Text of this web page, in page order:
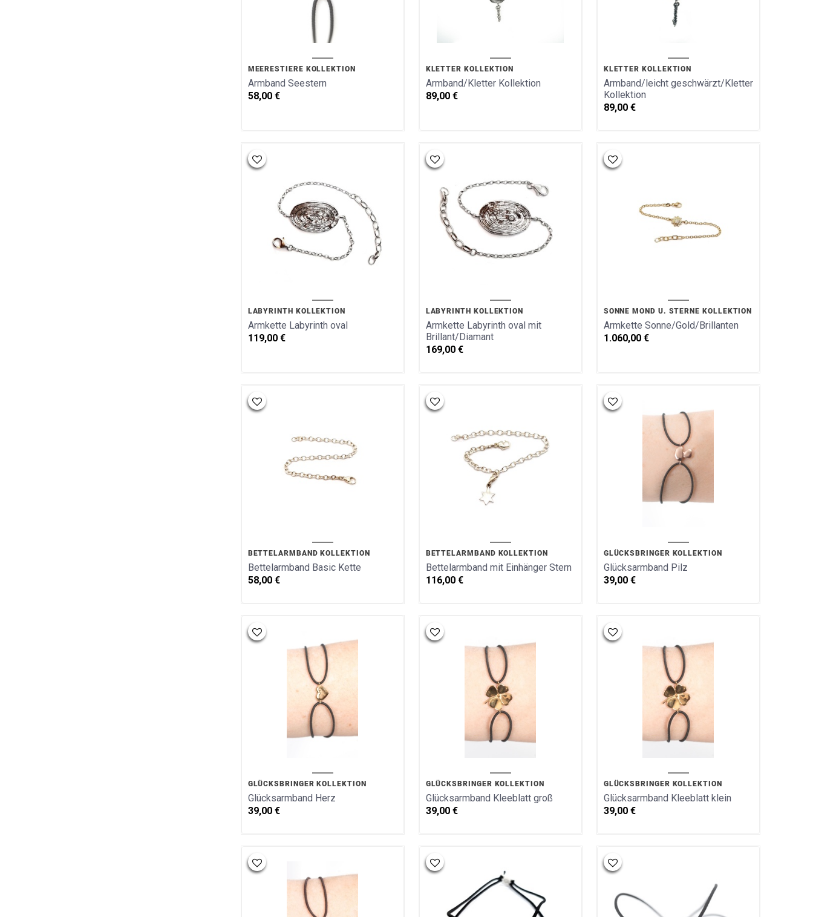
MEERESTIERE KOLLEKTION
Armband Seestern
58,00€
KLETTER KOLLEKTION
Armband/Kletter Kollektion
89,00€
KLETTER KOLLEKTION
Armband/leicht geschwärzt/Kletter
Kollektion
89,00€
LABYRINTH KOLLEKTION
Armkette Labyrinth oval
119,00€
LABYRINTH KOLLEKTION
Armkette Labyrinth oval mit
Brillant/Diamant
169,00€
SONNE MOND U. STERNE KOLLEKTION
Armkette Sonne/Gold/Brillanten
1.060,00€
BETTELARMBAND KOLLEKTION
Bettelarmband Basic Kette
58,00€
BETTELARMBAND KOLLEKTION
Bettelarmband mit Einhänger Stern
116,00€
GLÜCKSBRINGER KOLLEKTION
Glücksarmband Pilz
39,00€
GLÜCKSBRINGER KOLLEKTION
Glücksarmband Herz
39,00€
GLÜCKSBRINGER KOLLEKTION
Glücksarmband Kleeblatt groß
39,00€
GLÜCKSBRINGER KOLLEKTION
Glücksarmband Kleeblatt klein
39,00€